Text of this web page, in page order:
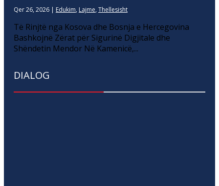
Qer 26, 2026 | Edukim, Lajme, Thellesisht
Të Rinjtë nga Kosova dhe Bosnja e Hercegovina
Bashkojnë Zërat për Sigurinë Digjitale dhe
Shëndetin Mendor Në Kamenicë,...
DIALOG